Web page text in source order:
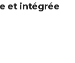
et intégrée